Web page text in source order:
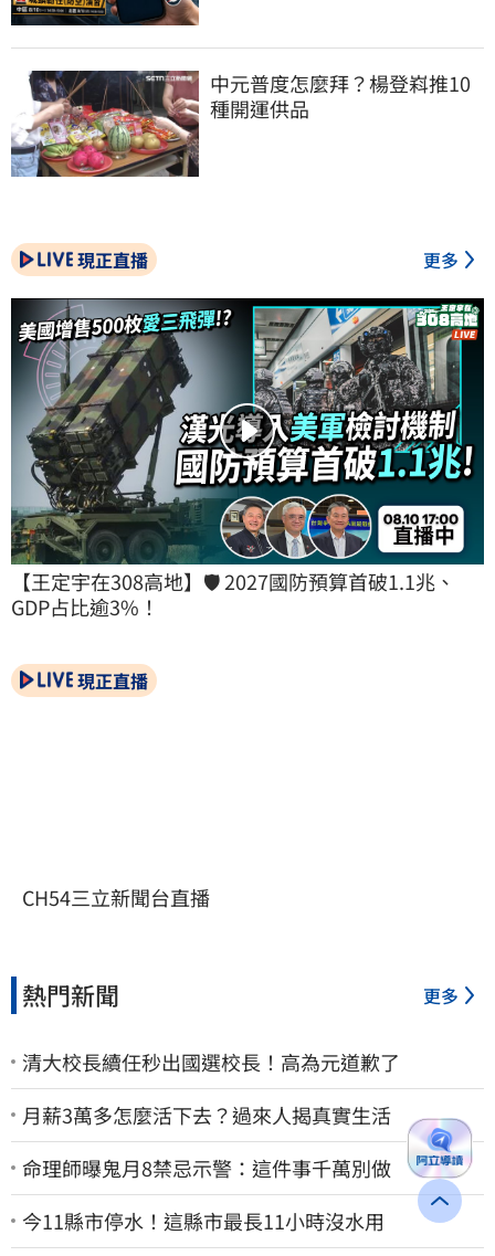
中元普度怎麼拜？楊登嵙推10
種開運供品
現正直播 更多
【王定宇在308高地】🛡️ 2027國防預算首破1.1兆、
GDP占比逾3%！
現正直播
CH54三立新聞台直播
熱門新聞 更多
清大校長續任秒出國選校長！高為元道歉了
月薪3萬多怎麼活下去？過來人揭真實生活
命理師曝鬼月8禁忌示警：這件事千萬別做
今11縣市停水！這縣市最長11小時沒水用